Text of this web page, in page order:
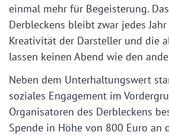
einmal mehr für Begeisterung.
Derbleckens bleibt zwar jedes
Kreativität der Darsteller und die
lassen keinen Abend wie den
Neben dem Unterhaltungswert
soziales Engagement im
Organisatoren des Derbleckens
Spende in Höhe von 800 Euro an